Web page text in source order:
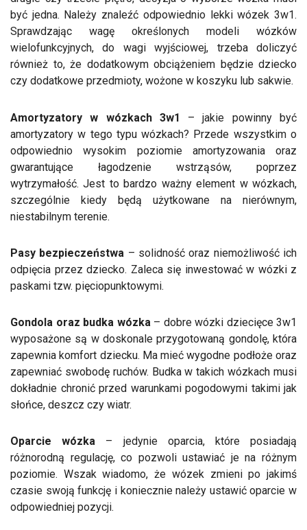
być jedna. Należy znaleźć odpowiednio lekki wózek 3w1.
Sprawdzając wagę określonych modeli wózków
wielofunkcyjnych, do wagi wyjściowej, trzeba doliczyć
również to, że dodatkowym obciążeniem będzie dziecko
czy dodatkowe przedmioty, wożone w koszyku lub sakwie.
Amortyzatory w wózkach 3w1 – jakie powinny być
amortyzatory w tego typu wózkach? Przede wszystkim o
odpowiednio wysokim poziomie amortyzowania oraz
gwarantujące łagodzenie wstrząsów, poprzez
wytrzymałość. Jest to bardzo ważny element w wózkach,
szczególnie kiedy będą użytkowane na nierównym,
niestabilnym terenie.
Pasy bezpieczeństwa – solidność oraz niemożliwość ich
odpięcia przez dziecko. Zaleca się inwestować w wózki z
paskami tzw. pięciopunktowymi.
Gondola oraz budka wózka– dobre wózki dziecięce 3w1
wyposażone są w doskonale przygotowaną gondolę, która
zapewnia komfort dziecku. Ma mieć wygodne podłoże oraz
zapewniać swobodę ruchów. Budka w takich wózkach musi
dokładnie chronić przed warunkami pogodowymi takimi jak
słońce, deszcz czy wiatr.
Oparcie wózka – jedynie oparcia, które posiadają
różnorodną regulację, co pozwoli ustawiać je na różnym
poziomie. Wszak wiadomo, że wózek zmieni po jakimś
czasie swoją funkcję i koniecznie należy ustawić oparcie w
odpowiedniej pozycji.